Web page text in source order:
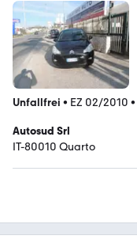
Unfallfrei • EZ 02/2010 •
Autosud Srl
IT-80010 Quarto